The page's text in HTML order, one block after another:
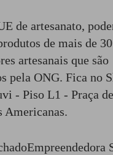
de artesanato,
de mais de 30
artesanais que são
pela ONG. Fica no
- Piso L1 - Praça
Americanas.